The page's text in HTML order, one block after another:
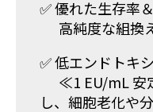
✅ 優れた生存率
高純度な組換
✅ 低エンドトキ
≪1 EU/mL 安
し、細胞老化や